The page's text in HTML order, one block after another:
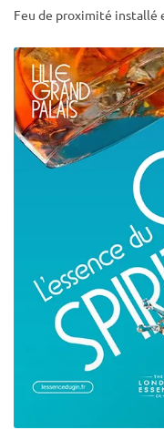
Feu de proximité installé